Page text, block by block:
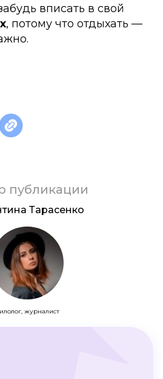
вписать в свой
, потому что отдыхать —
публикации
Тарасенко
журналист